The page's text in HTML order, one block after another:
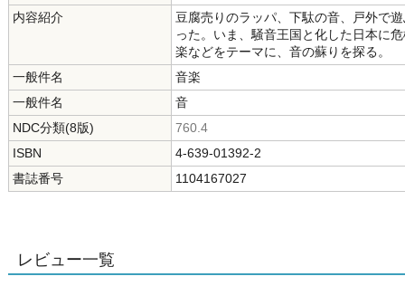
内容紹介
豆腐売りのラッパ、下駄の音、戸外で
った。いま、騒音王国と化した日本に
楽などをテーマに、音の蘇りを探る。
一般件名
音楽
一般件名
音
NDC分類(8版)
760.4
ISBN
4-639-01392-2
書誌番号
1104167027
レビュー一覧